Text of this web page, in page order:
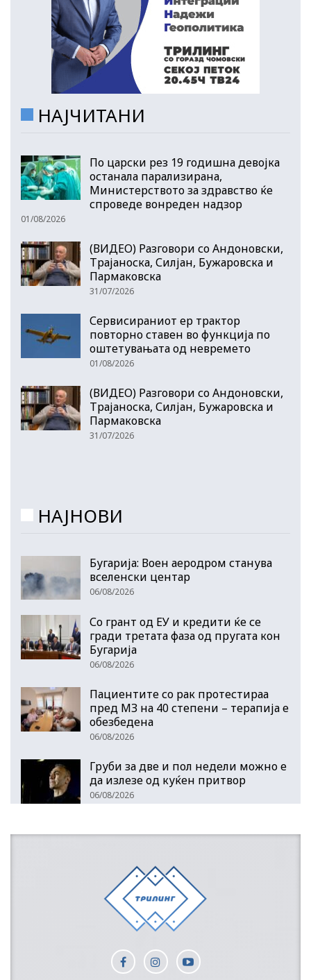
НАЈЧИТАНИ
По царски рез 19 годишна девојка
останала парализирана,
Министерството за здравство ќе
спроведе вонреден надзор
01/08/2026
(ВИДЕО) Разговори со Андоновски,
Трајаноска, Силјан, Бужаровска и
Пармаковска
31/07/2026
Сервисираниот ер трактор
повторно ставен во функција по
оштетувањата од невремето
01/08/2026
(ВИДЕО) Разговори со Андоновски,
Трајаноска, Силјан, Бужаровска и
Пармаковска
31/07/2026
НАЈНОВИ
Бугарија: Воен аеродром станува
вселенски центар
06/08/2026
Со грант од ЕУ и кредити ќе се
гради третата фаза од пругата кон
Бугарија
06/08/2026
Пациентите со рак протестираа
пред МЗ на 40 степени – терапија е
обезбедена
06/08/2026
Груби за две и пол недели можно е
да излезе од куќен притвор
06/08/2026